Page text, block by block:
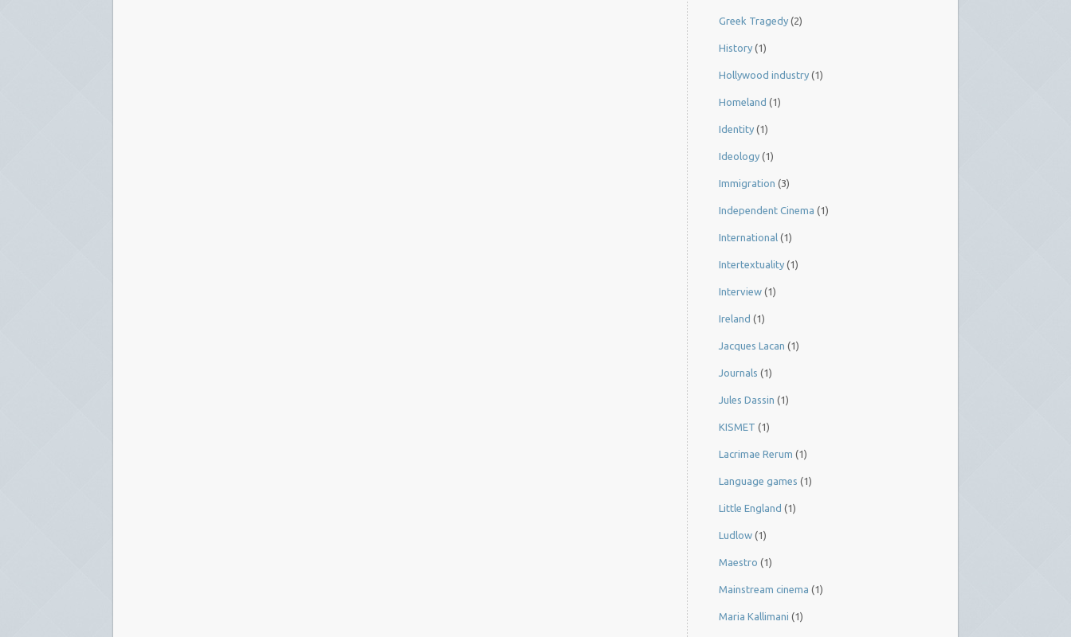
Greek Tragedy (2)
History (1)
Hollywood industry (1)
Homeland (1)
Identity (1)
Ideology (1)
Immigration (3)
Independent Cinema (1)
International (1)
Intertextuality (1)
Interview (1)
Ireland (1)
Jacques Lacan (1)
Journals (1)
Jules Dassin (1)
KISMET (1)
Lacrimae Rerum (1)
Language games (1)
Little England (1)
Ludlow (1)
Maestro (1)
Mainstream cinema (1)
Maria Kallimani (1)